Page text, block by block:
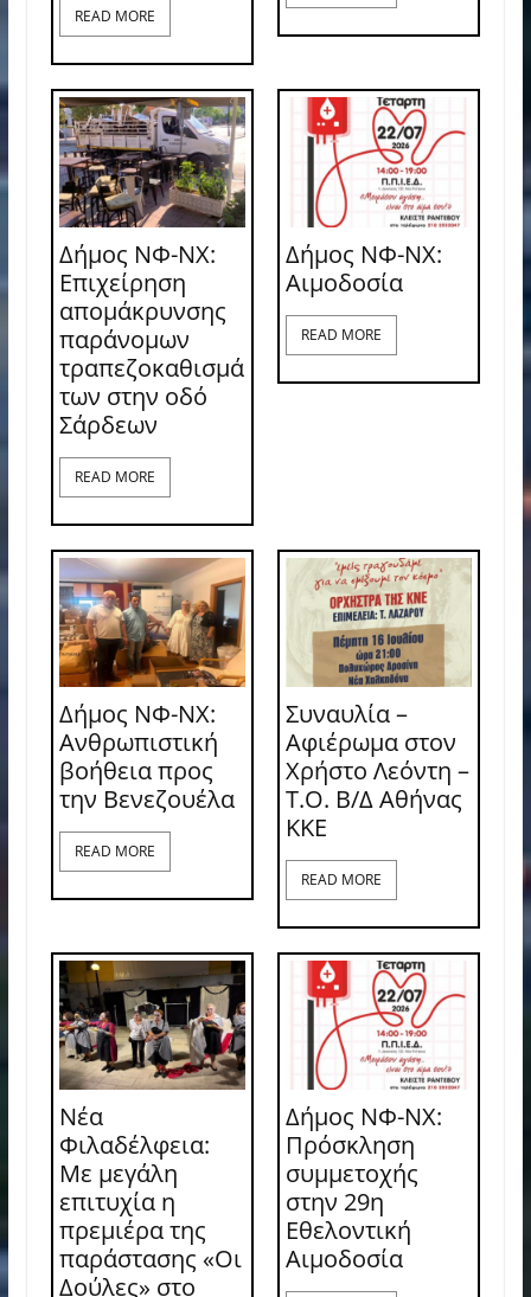
READ MORE
Δήμος ΝΦ-ΝΧ:
Επιχείρηση
απομάκρυνσης
παράνομων
τραπεζοκαθισμά
των στην οδό
Σάρδεων
READ MORE
Δήμος ΝΦ-ΝΧ:
Aιμοδοσία
READ MORE
Δήμος ΝΦ-ΝΧ:
Ανθρωπιστική
βοήθεια προς
την Βενεζουέλα
READ MORE
Συναυλία –
Αφιέρωμα στον
Χρήστο Λεόντη –
Τ.Ο. Β/Δ Αθήνας
ΚΚΕ
READ MORE
Νέα
Φιλαδέλφεια:
Με μεγάλη
επιτυχία η
πρεμιέρα της
παράστασης «Οι
Δούλες» στο
Δήμος ΝΦ-ΝΧ:
Πρόσκληση
συμμετοχής
στην 29η
Εθελοντική
Αιμοδοσία